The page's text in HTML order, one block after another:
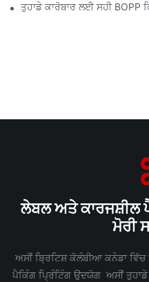
ਤੁਹਾਡੇ ਕਾਰੋਬਾਰ ਲਈ ਸਹੀ BOPP
ਲੇਬਲ ਅਤੇ ਕਾਰਜਸ਼ੀਲ
ਮੋਰੀ
ਅਸੀਂ ਬ੍ਰਿਟਿਸ਼ ਕੋਲੰਬੀਆ ਕਨੇਡਾ
ਪੈਕਿੰਗ ਪ੍ਰਿੰਟਿੰਗ ਉਦਯੋਗ ਅਸੀਂ